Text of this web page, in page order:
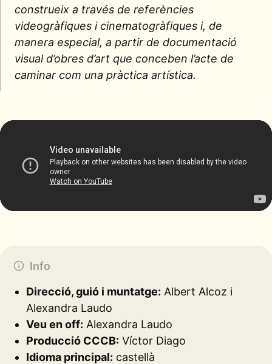
construeix a través de referències
videogràfiques i cinematogràfiques i, de
manera especial, a partir de documentació
visual d’obres d’art que conceben l’acte de
caminar com una pràctica artística.
Info
Direcció, guió i muntatge: Albert Alcoz i
Alexandra Laudo
Veu en off: Alexandra Laudo
Producció CCCB: Víctor Diago
Idioma principal: castellà